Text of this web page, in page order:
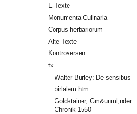
E-Texte
Monumenta Culinaria
Corpus herbariorum
Alte Texte
Kontroversen
tx
Walter Burley: De sensibus
birlalem.htm
Goldstainer, Gm&uuml;nder
Chronik 1550